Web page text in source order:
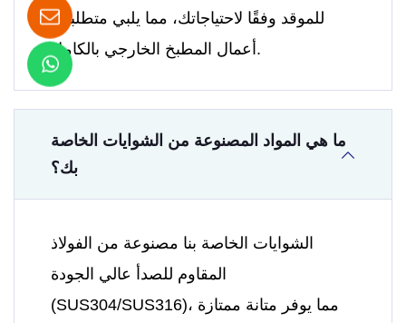
للموقد وفقًا لاحتياجاتك، مما يلبي متطلبات
أعمال المطبخ الخارجي بالكامل.
ما هي المواد المصنوعة من الشوايات الخاصة
بك؟
الشوايات الخاصة بنا مصنوعة من الفولاذ
المقاوم للصدأ عالي الجودة
(SUS304/SUS316)، مما يوفر متانة ممتازة